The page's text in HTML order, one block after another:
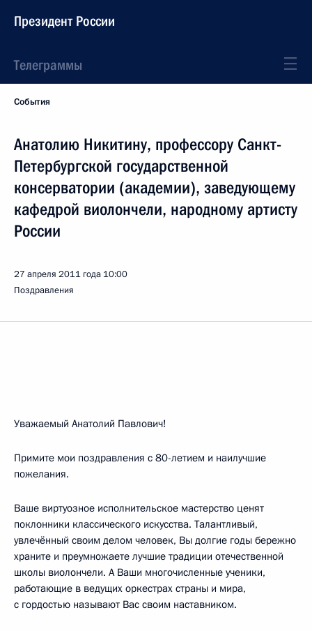
Президент России
Телеграммы
События
Анатолию Никитину, профессору Санкт-
Петербургской государственной
консерватории (академии), заведующему
кафедрой виолончели, народному артисту
России
27 апреля 2011 года 10:00
Поздравления
Уважаемый Анатолий Павлович!
Примите мои поздравления с 80-летием и наилучшие
пожелания.
Ваше виртуозное исполнительское мастерство ценят
поклонники классического искусства. Талантливый,
увлечённый своим делом человек, Вы долгие годы бережно
храните и преумножаете лучшие традиции отечественной
школы виолончели. А Ваши многочисленные ученики,
работающие в ведущих оркестрах страны и мира,
с гордостью называют Вас своим наставником.